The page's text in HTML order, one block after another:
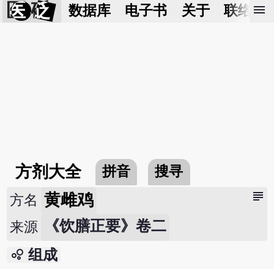
医 砭 数据库 电子书 关于 联络我
menu
方剂大全 拼音 搜寻
subject
方名 黄雌鸡
来源 《饮膳正要》卷二
bubble_chart 组成